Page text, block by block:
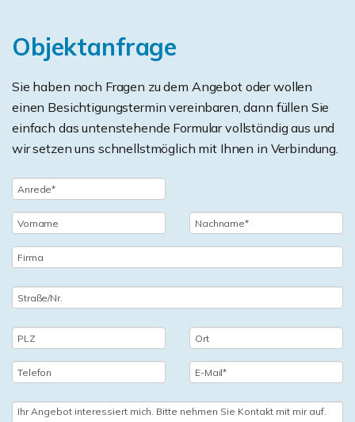
Objektanfrage
Sie haben noch Fragen zu dem Angebot oder wollen
einen Besichtigungstermin vereinbaren, dann füllen Sie
einfach das untenstehende Formular vollständig aus und
wir setzen uns schnellstmöglich mit Ihnen in Verbindung.